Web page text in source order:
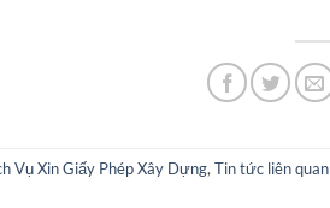
Vụ Xin Giấy Phép Xây Dựng, Tin tức liên